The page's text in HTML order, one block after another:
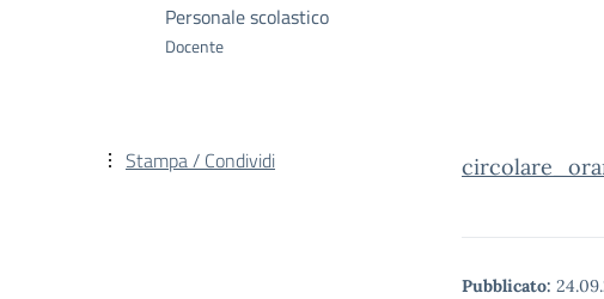
Personale scolastico
Docente
Pubblicato:
Stampa / Condividi